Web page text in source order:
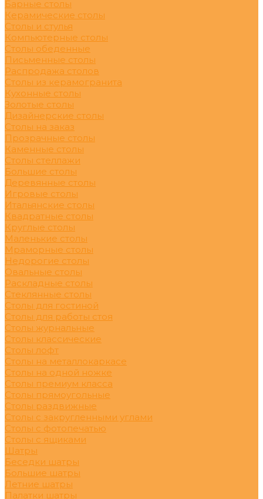
Барные столы
Керамические столы
Столы и стулья
Компьютерные столы
Столы обеденные
Письменные столы
Распродажа столов
Столы из керамогранита
Кухонные столы
Золотые столы
Дизайнерские столы
Столы на заказ
Прозрачные столы
Каменные столы
Столы стеллажи
Большие столы
Деревянные столы
Игровые столы
Итальянские столы
Квадратные столы
Круглые столы
Маленькие столы
Мраморные столы
Недорогие столы
Овальные столы
Раскладные столы
Стеклянные столы
Столы для гостиной
Столы для работы стоя
Столы журнальные
Столы классические
Столы лофт
Столы на металлокаркасе
Столы на одной ножке
Столы премиум класса
Столы прямоугольные
Столы раздвижные
Столы с закругленными углами
Столы с фотопечатью
Столы с ящиками
Шатры
Беседки шатры
Большие шатры
Летние шатры
Палатки шатры